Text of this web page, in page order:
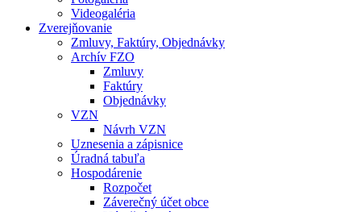
Videogaléria
Zverejňovanie
Zmluvy, Faktúry, Objednávky
Archív FZO
Zmluvy
Faktúry
Objednávky
VZN
Návrh VZN
Uznesenia a zápisnice
Úradná tabuľa
Hospodárenie
Rozpočet
Záverečný účet obce